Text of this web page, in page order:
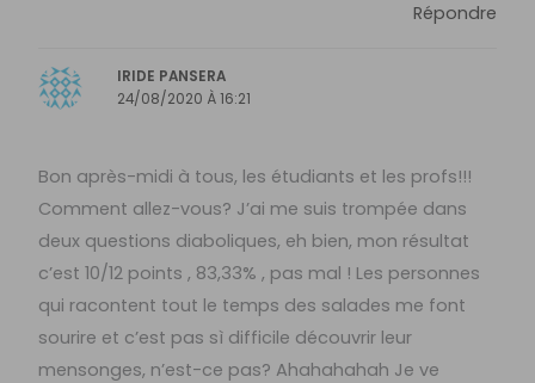
Répondre
IRIDE PANSERA
24/08/2020 À 16:21
Bon après-midi à tous, les étudiants et les profs!!!
Comment allez-vous? J’ai me suis trompée dans
deux questions diaboliques, eh bien, mon résultat
c’est 10/12 points , 83,33% , pas mal ! Les personnes
qui racontent tout le temps des salades me font
sourire et c’est pas sì difficile découvrir leur
mensonges, n’est-ce pas? Ahahahahah Je ve